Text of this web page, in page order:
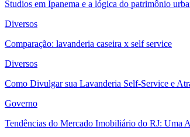
Studios em Ipanema e a lógica do patrimônio
Diversos
Comparação: lavanderia caseira x self service
Diversos
Como Divulgar sua Lavanderia Self-Service e
Governo
Tendências do Mercado Imobiliário do RJ: Uma